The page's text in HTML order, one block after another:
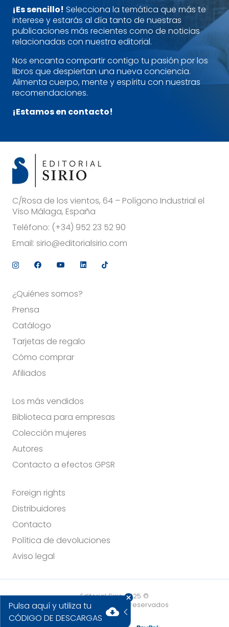
¡Es sencillo! Selecciona la temática que más te
interese y estarás al día tanto de nuestras
publicaciones más recientes como de noticias
relacionadas con nuestra editorial.
Nos encanta compartir contigo tu pasión por los
libros que despiertan una nueva conciencia.
Alimenta cuerpo, mente y espíritu con nuestras
recomendaciones.
¡Estamos en contacto!
C/Rosa de los vientos, 64 – Polígono Industrial el
Viso Málaga, España
Teléfono: (+34) 952 23 52 90
Email: sirio@editorialsirio.com
cloud_download
Pulsa aquí y utiliza tu
CÓDIGO DE DESCARGAS
¿Quiénes somos?
Prensa
Catálogo
Tarjetas de regalo
Cómo comprar
Afiliados
Los más vendidos
Biblioteca para empresas
Colección mujeres
Autores
Contacto a efectos GPSR
Foreign rights
Distribuidores
Contacto
Política de devoluciones
Aviso legal
Editorial Sirio 2025 ©
Todos los derechos reservados